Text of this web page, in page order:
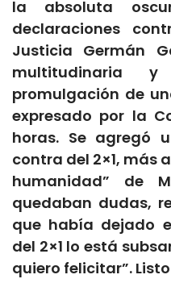
la absoluta
declaraciones
Justicia Germán
multitudinaria
promulgación de
expresado por la
horas. Se agregó
contra del 2×1, más
humanidad” de
quedaban dudas,
que había dejado
del 2×1 lo está
quiero felicitar”.